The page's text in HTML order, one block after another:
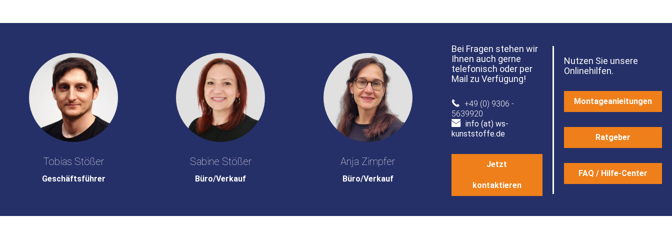
Tobias Stößer
Geschäftsführer
Sabine Stößer
Büro/Verkauf
Anja Zimpfer
Büro/Verkauf
Bei Fragen stehen wir
Ihnen auch gerne
telefonisch oder per
Mail zu Verfügung!
+49 (0) 9306 -
5639920
info (at) ws-
kunststoffe.de
Jetzt
kontaktieren
Nutzen Sie unsere
Onlinehilfen.
Montageanleitungen
Ratgeber
FAQ / Hilfe-Center